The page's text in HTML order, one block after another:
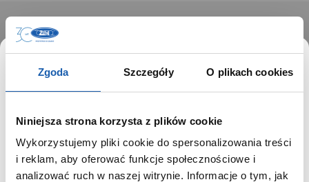
Zgoda Szczegóły O plikach cookies
Niniejsza strona korzysta z plików cookie
Wykorzystujemy pliki cookie do spersonalizowania treści
i reklam, aby oferować funkcje społecznościowe i
analizować ruch w naszej witrynie. Informacje o tym, jak
GRUPA ZIBI
Misja, wizja i wartości Grupy Zibi
Ważne daty
Zgoda na ciasteczka
PRODUKTYSZANOWNY UŻYTKOWNIKU,
SZANOWNA UŻYTKOWNICZKO